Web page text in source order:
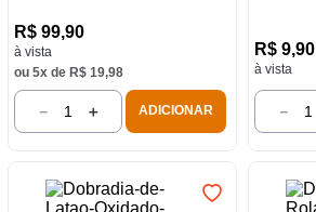
R$ 99,90
à vista
ou 5x de R$ 19,98
＋
－ ADICIONAR
R$ 9,90
à vista
－